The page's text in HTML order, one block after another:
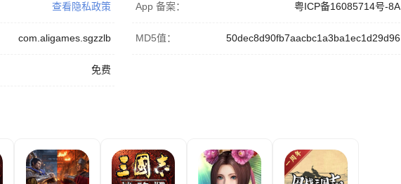
查看隐私政策 App 备案： 粤ICP备16085714号-8A
com.aligames.sgzzlb MD5值： 50dec8d90fb7aacbc1a3ba1ec1d29d96
免费